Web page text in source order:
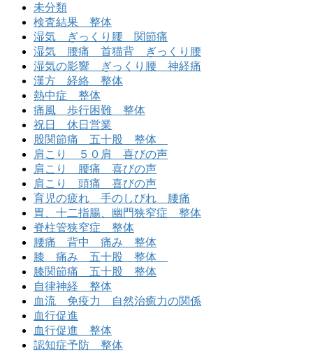
未分類
検査結果 整体
湿気 ぎっくり腰 関節痛
湿気 腰痛 首猫背 ぎっくり腰
湿気の影響 ぎっくり腰 神経痛
漢方 経絡 整体
熱中症 整体
痛風 歩行困難 整体
祝日 休日営業
股関節痛 五十股 整体
肩こり ５０肩 喜びの声
肩こり 腰痛 喜びの声
肩こり 頭痛 喜びの声
育児の疲れ 手のしびれ 腰痛
胃、十二指腸、幽門狭窄症 整体
脊柱管狭窄症 整体
腰痛 背中 痛み 整体
膝 痛み 五十股 整体
膝関節痛 五十股 整体
自律神経 整体
血流 免疫力 自然治癒力の関係
血行促進
血行促進 整体
認知症予防 整体